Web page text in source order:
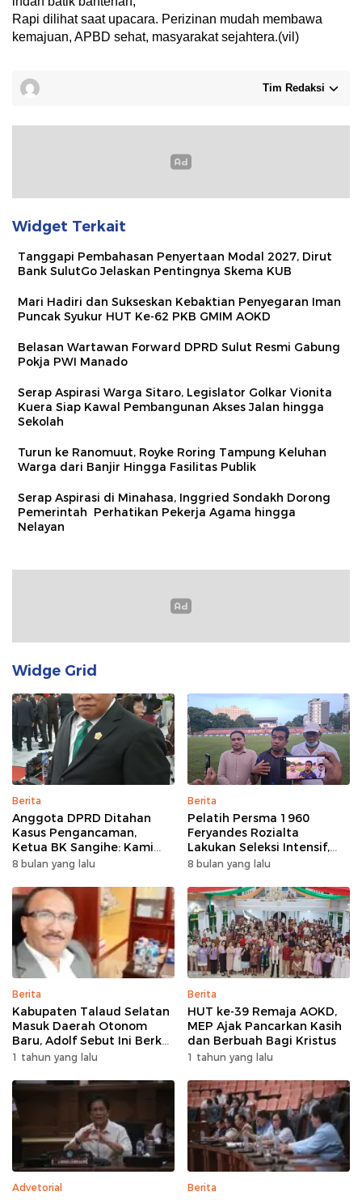
Rapi dilihat saat upacara. Perizinan mudah membawa
kemajuan, APBD sehat, masyarakat sejahtera.(vil)
Tim Redaksi
Widget Terkait
Tanggapi Pembahasan Penyertaan Modal 2027, Dirut
Bank SulutGo Jelaskan Pentingnya Skema KUB
Mari Hadiri dan Sukseskan Kebaktian Penyegaran Iman
Puncak Syukur HUT Ke-62 PKB GMIM AOKD
Belasan Wartawan Forward DPRD Sulut Resmi Gabung
Pokja PWI Manado
Serap Aspirasi Warga Sitaro, Legislator Golkar Vionita
Kuera Siap Kawal Pembangunan Akses Jalan hingga
Sekolah​
Turun ke Ranomuut, Royke Roring Tampung Keluhan
Warga dari Banjir Hingga Fasilitas Publik
Serap Aspirasi di Minahasa, Inggried Sondakh Dorong
Pemerintah Perhatikan Pekerja Agama hingga
Nelayan
Widge Grid
Berita
Anggota DPRD Ditahan
Kasus Pengancaman,
Ketua BK Sangihe: Kami
Prihatin, Tapi Hormati
8 bulan yang lalu
Berita
Pelatih Persma 1960
Feryandes Rozialta
Lakukan Seleksi Intensif,
Cari Pemain Cepat
8 bulan yang lalu
Berita
Kabupaten Talaud Selatan
Masuk Daerah Otonom
Baru, Adolf Sebut Ini Berkat
Dukungan Dari Berbagai
1 tahun yang lalu
Berita
HUT ke-39 Remaja AOKD,
MEP Ajak Pancarkan Kasih
dan Berbuah Bagi Kristus
1 tahun yang lalu
Advetorial Berita